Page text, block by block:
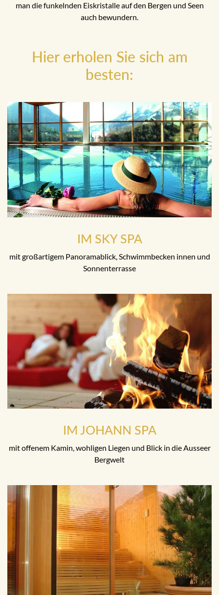
man die funkelnden Eiskristalle auf den Bergen und Seen
auch bewundern.
Hier erholen Sie sich am
besten:
IM SKY SPA
mit großartigem Panoramablick, Schwimmbecken innen und
Sonnenterrasse
IM JOHANN SPA
mit offenem Kamin, wohligen Liegen und Blick in die Ausseer
Bergwelt